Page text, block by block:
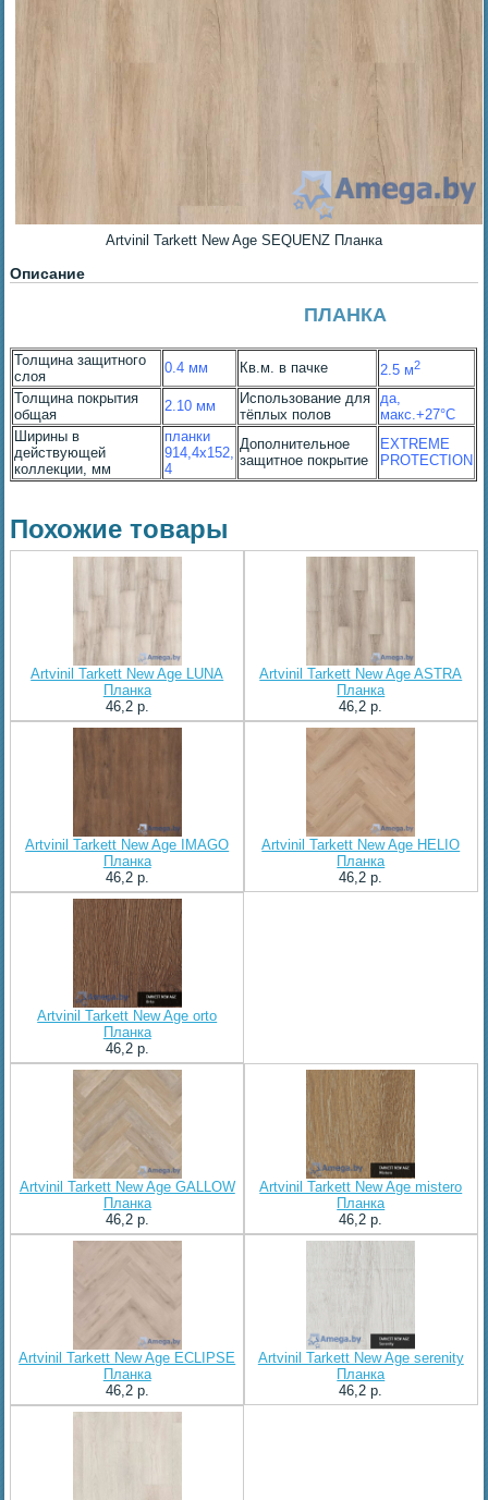
Artvinil Tarkett New Age SEQUENZ Планка
Описание
ПЛАНКА
Толщина защитного
слоя
0.4 мм Кв.м. в пачке 2.5 м2
Толщина покрытия
общая
2.10 мм
Использование для
тёплых полов
да,
макс.+27°С
Ширины в
действующей
коллекции, мм
планки
914,4х152,
4
Дополнительное
защитное покрытие
EXTREME
PROTECTION
Похожие товары
Artvinil Tarkett New Age LUNA
Планка
46,2 p.
Artvinil Tarkett New Age ASTRA
Планка
46,2 p.
Artvinil Tarkett New Age IMAGO
Планка
46,2 p.
Artvinil Tarkett New Age HELIO
Планка
46,2 p.
Artvinil Tarkett New Age orto
Планка
46,2 p.
Artvinil Tarkett New Age GALLOW
Планка
46,2 p.
Artvinil Tarkett New Age mistero
Планка
46,2 p.
Artvinil Tarkett New Age ECLIPSE
Планка
46,2 p.
Artvinil Tarkett New Age serenity
Планка
46,2 p.